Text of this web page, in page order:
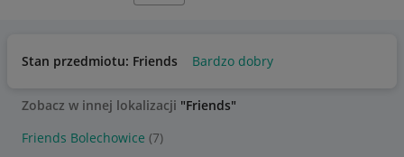
Stan przedmiotu: Friends Bardzo dobry
Zobacz w innej lokalizacji "Friends"
Friends Bolechowice (7)